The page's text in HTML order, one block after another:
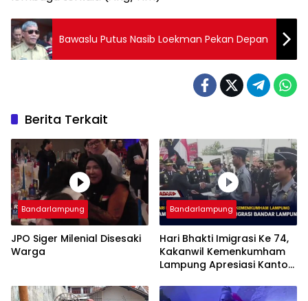
Bawaslu Putus Nasib Loekman Pekan Depan
Berita Terkait
Bandarlampung
JPO Siger Milenial Disesaki
Warga
Bandarlampung
Hari Bhakti Imigrasi Ke 74,
Kakanwil Kemenkumham
Lampung Apresiasi Kantor